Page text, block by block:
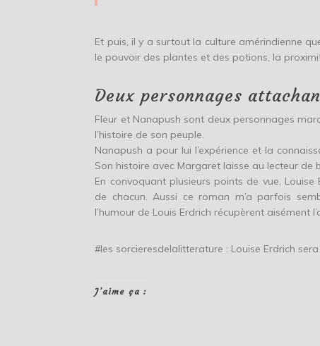
Et puis, il y a surtout la culture amérindienne
le pouvoir des plantes et des potions, la
Deux personnages
Fleur et Nanapush sont deux personnages
l’histoire de son peuple.
Nanapush a pour lui l’expérience et la
Son histoire avec Margaret laisse au lecteur de
En convoquant plusieurs points de vue,
de chacun. Aussi ce roman m’a parfois
l’humour de Louis Erdrich récupèrent aisément
#les sorcieresdelalitterature : Louise Erdrich
J’aime ça :